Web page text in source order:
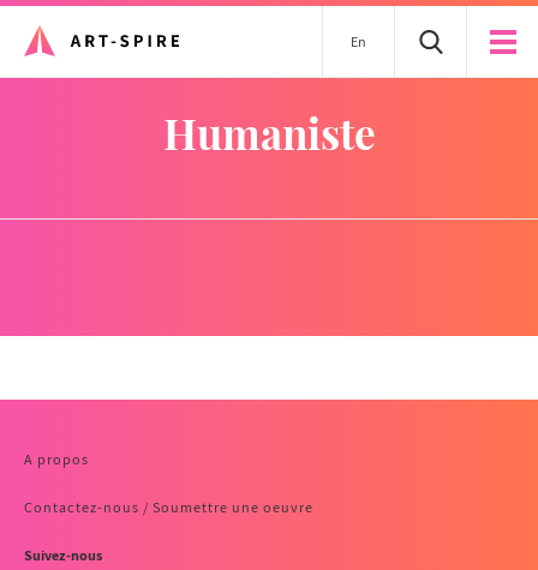
En
humaniste
A propos
Contactez-nous / Soumettre une oeuvre
Suivez-nous